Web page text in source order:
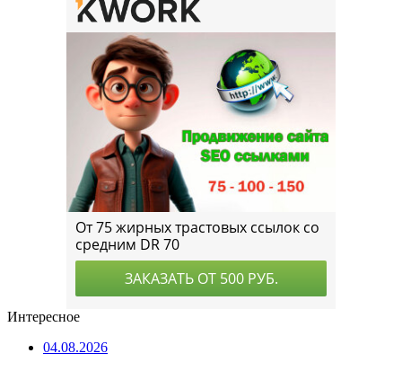
Интересное
04.08.2026